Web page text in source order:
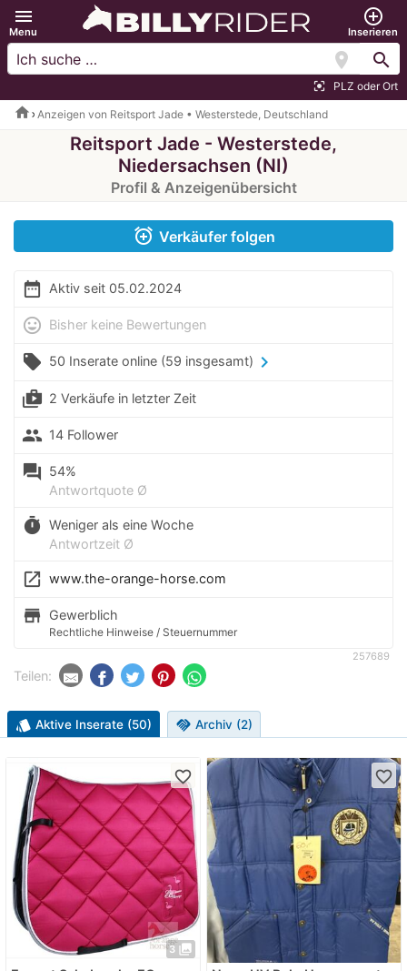
menu
Menu
add_circle_outline
Inserieren
location_on search
center_focus_strong PLZ oder Ort
home Anzeigen von Reitsport Jade • Westerstede, Deutschland
Reitsport Jade - Westerstede,
Niedersachsen (NI)
Profil & Anzeigenübersicht
alarm_add Verkäufer folgen
date_range Aktiv seit 05.02.2024
mood Bisher keine Bewertungen
local_offer 50 Inserate online (59 insgesamt) chevron_right
shop_two 2 Verkäufe in letzter Zeit
people 14 Follower
question_answer 54%
Antwortquote Ø
timer Weniger als eine Woche
Antwortzeit Ø
launch www.the-orange-horse.com
store Gewerblich
Rechtliche Hinweise / Steuernummer
257689
Teilen:
style Aktive Inserate (50) handshake Archiv (2)
3 photo_library
favorite_border favorite_border